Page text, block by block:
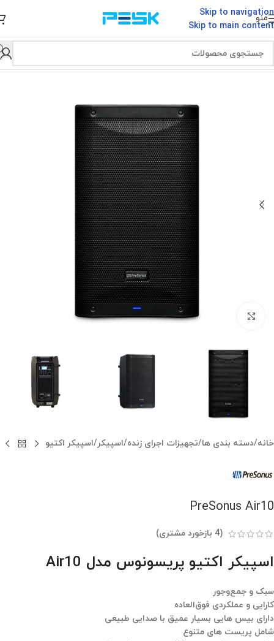
Skip to navigation
Skip to main content
منو
بزرگنمایی تصویر
خانه/دسته بندی ها/تجهیزات اجرای زنده/اسپیکر/اسپیکر اکتیو
PreSonus Air10
(
4 بازخورد مشتری)
اسپیکر اکتیو پریسونوس مدل Air10
سبک و جمع‌وجور
کارایی و عملکردی فوق‌العاده
دارای بیس هایی بسیار عمیق با صدایی طبیعی
شامل پریست های متنوع